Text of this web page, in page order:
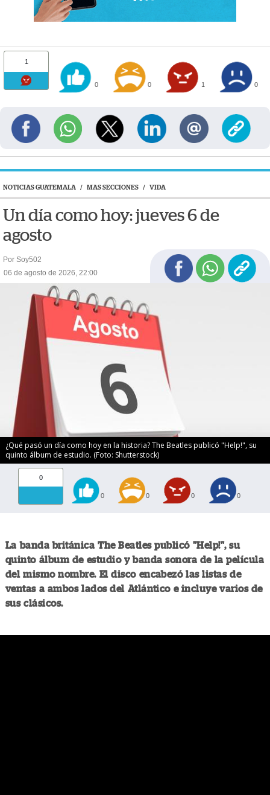
1
0 0 1 0
NOTICIAS GUATEMALA / MAS SECCIONES / VIDA
Un día como hoy: jueves 6 de
agosto
Por Soy502
06 de agosto de 2026, 22:00
¿Qué pasó un día como hoy en la historia? The Beatles publicó "Help!", su
quinto álbum de estudio. (Foto: Shutterstock)
0
0 0 0 0
La banda británica The Beatles publicó "Help!", su
quinto álbum de estudio y banda sonora de la película
del mismo nombre. El disco encabezó las listas de
ventas a ambos lados del Atlántico e incluye varios de
sus clásicos.